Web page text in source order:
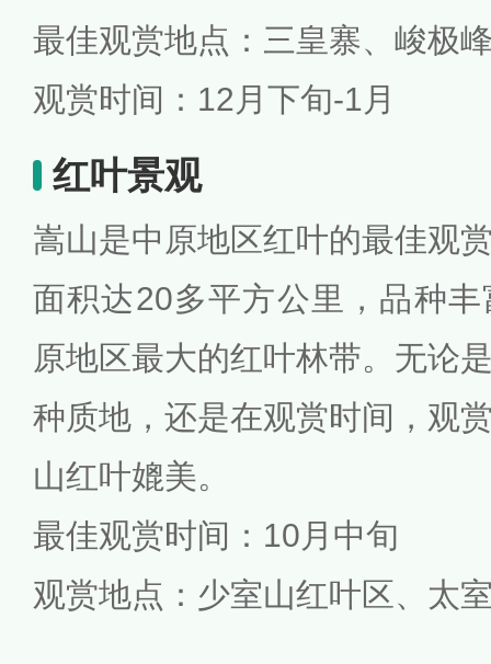
最佳观赏地点：三皇寨、峻极
观赏时间：12月下旬-1月
红叶景观
嵩山是中原地区红叶的最佳观
面积达20多平方公里，品种
原地区最大的红叶林带。无论
种质地，还是在观赏时间，观
山红叶媲美。
最佳观赏时间：10月中旬
观赏地点：少室山红叶区、太